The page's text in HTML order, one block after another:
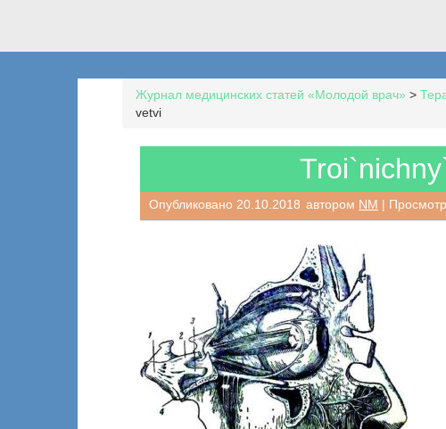
Журнал медицинских статей «Молодой врач» >
vetvi
Опубликовано 20.10.2018 автором NM |